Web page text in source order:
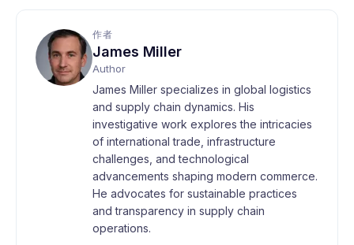
作者
James Miller
Author
James Miller specializes in global logistics
and supply chain dynamics. His
investigative work explores the intricacies
of international trade, infrastructure
challenges, and technological
advancements shaping modern commerce.
He advocates for sustainable practices
and transparency in supply chain
operations.